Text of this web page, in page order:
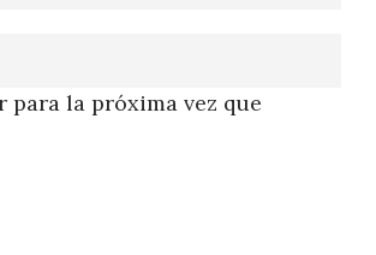
para la próxima vez que